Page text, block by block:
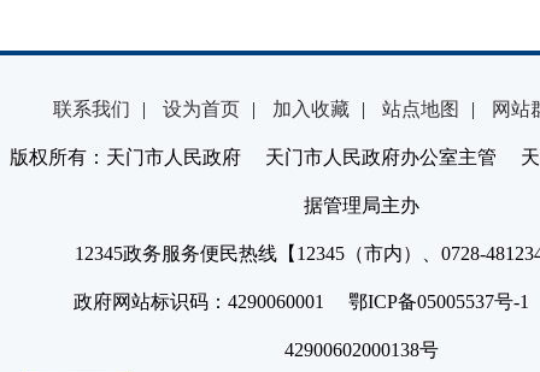
联系我们 | 设为首页 | 加入收藏 | 站点地图 | 网站
版权所有：天门市人民政府 天门市人民政府办公室主管 天
据管理局主办
12345政务服务便民热线【12345（市内）、0728-
政府网站标识码：4290060001 鄂ICP备05005537号
42900602000138号